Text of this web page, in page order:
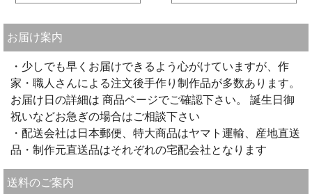
お届け案内
・少しでも早くお届けできるよう心がけていますが、作
家・職人さんによる注文後手作り制作品が多数あります。
お届け日の詳細は 商品ページでご確認下さい。 誕生日御
祝いなどお急ぎの場合はご相談下さい
・配送会社は日本郵便、特大商品はヤマト運輸、産地直送
品・制作元直送品はそれぞれの宅配会社となります
送料のご案内